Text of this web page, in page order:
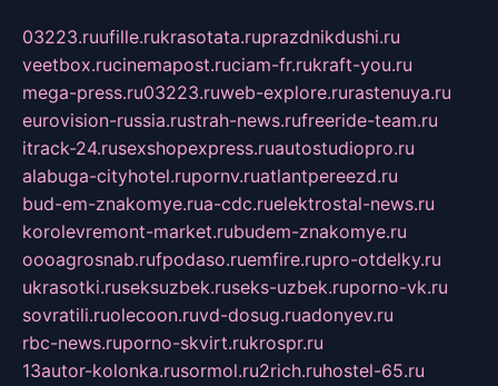
03223.ruufille.rukrasotata.ruprazdnikdushi.ru
veetbox.rucinemapost.ruciam-fr.rukraft-you.ru
mega-press.ru03223.ruweb-explore.rurastenuya.ru
eurovision-russia.rustrah-news.rufreeride-team.ru
itrack-24.rusexshopexpress.ruautostudiopro.ru
alabuga-cityhotel.rupornv.ruatlantpereezd.ru
bud-em-znakomye.rua-cdc.ruelektrostal-news.ru
korolevremont-market.rubudem-znakomye.ru
oooagrosnab.rufpodaso.ruemfire.rupro-otdelky.ru
ukrasotki.ruseksuzbek.ruseks-uzbek.ruporno-vk.ru
sovratili.ruolecoon.ruvd-dosug.ruadonyev.ru
rbc-news.ruporno-skvirt.rukrospr.ru
13autor-kolonka.rusormol.ru2rich.ruhostel-65.ru